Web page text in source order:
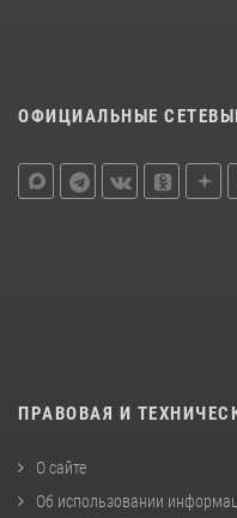
ОФИЦИАЛЬНЫЕ
ПРАВОВАЯ И
О сайте
Об использовании